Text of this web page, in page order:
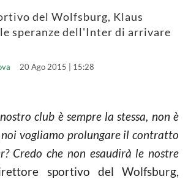
del Wolfsburg, Klaus
speranze dell'Inter di arrivare
20 Ago 2015 | 15:28
club è sempre la stessa, non è
vogliamo prolungare il contratto
Credo che non esaudirà le nostre
sportivo del Wolfsburg,